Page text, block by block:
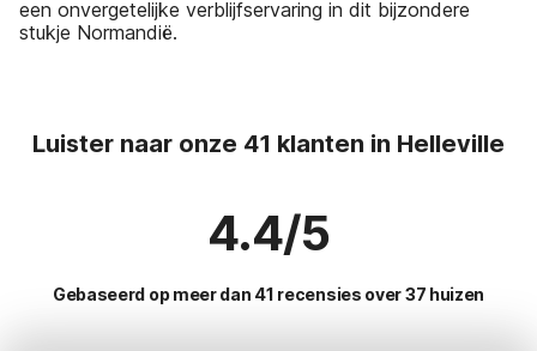
een onvergetelijke verblijfservaring in dit bijzondere
stukje Normandië.
Luister naar onze 41 klanten in Helleville
4.4/5
Gebaseerd op meer dan 41 recensies over 37 huizen